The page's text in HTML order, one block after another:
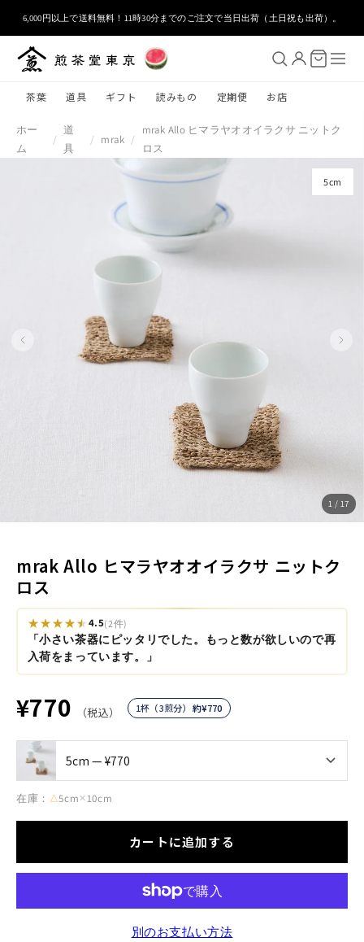
ンツに
進む
6,000円以上で送料無料！11時30分までのご注文で当日出荷（土日祝も出荷）。
茶葉 道具 ギフト 読みもの 定期便 お店
ホー
ム
/
道
具
/ mrak /
mrak Allo ヒマラヤオオイラクサ ニットク
ロス
5cm
1 / 17
mrak Allo ヒマラヤオオイラクサ ニットク
ロス
★★★★★4.5(2件)
「小さい茶器にピッタリでした。もっと数が欲しいので再
入荷をまっています。」
¥770 （税込） 1杯（3煎分） 約¥770
在庫： △5cm ✕10cm
カートに追加する
別のお支払い方法